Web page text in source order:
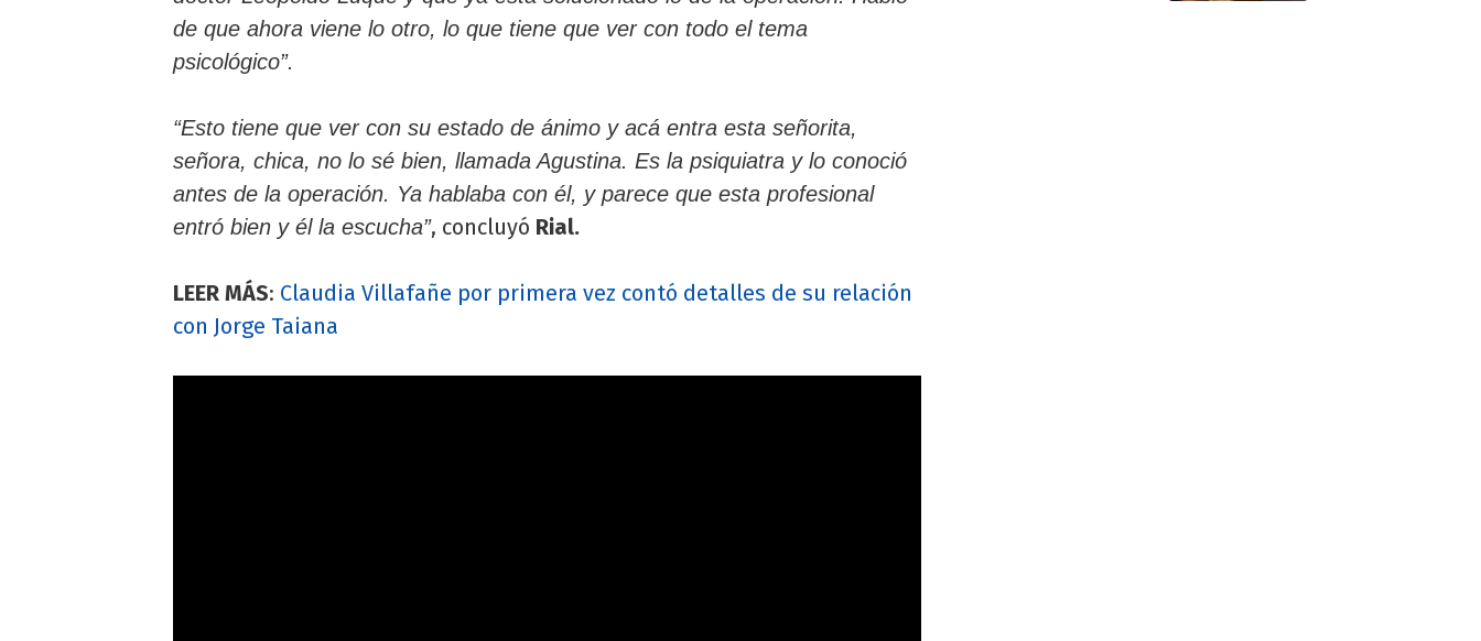
de que ahora viene lo otro, lo que tiene que ver con todo el tema
psicológico”.
“Esto tiene que ver con su estado de ánimo y acá entra esta señorita,
señora, chica, no lo sé bien, llamada Agustina. Es la psiquiatra y lo conoció
antes de la operación. Ya hablaba con él, y parece que esta profesional
entró bien y él la escucha”, concluyó Rial.
LEER MÁS: Claudia Villafañe por primera vez contó detalles de su relación
con Jorge Taiana